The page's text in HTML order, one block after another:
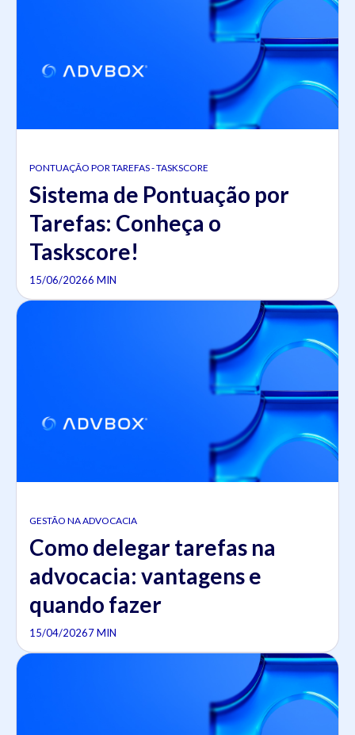
PONTUAÇÃO POR TAREFAS - TASKSCORE
Sistema de Pontuação por
Tarefas: Conheça o
Taskscore!
15/06/20266 MIN
GESTÃO NA ADVOCACIA
Como delegar tarefas na
advocacia: vantagens e
quando fazer
15/04/20267 MIN